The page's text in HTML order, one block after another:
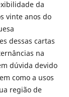
da
vinte anos do
dessas cartas
na
dúvida devido
como a usos
região de